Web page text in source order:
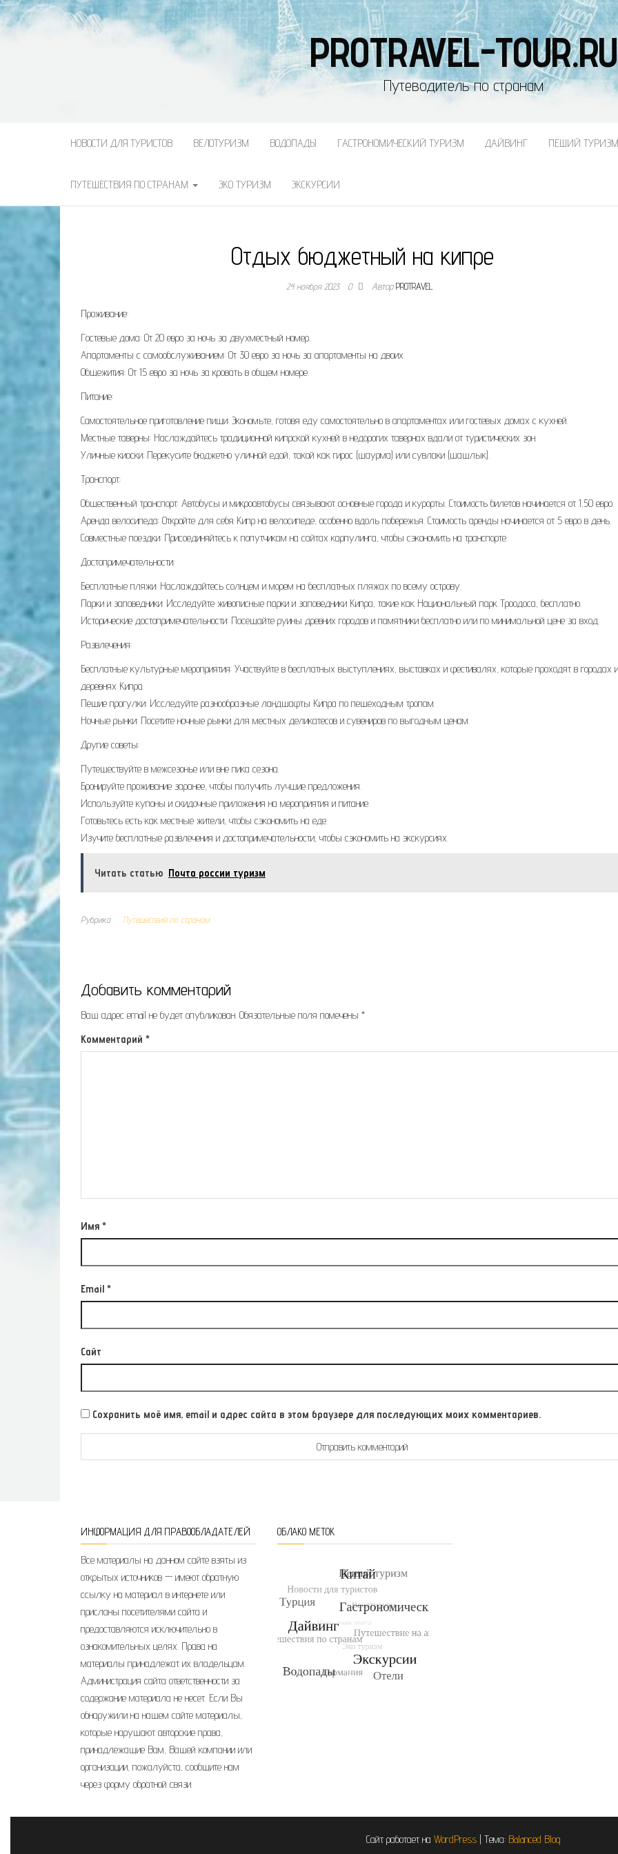
PROTRAVEL-TOUR.RU
Путеводитель по странам
НОВОСТИ ДЛЯ ТУРИСТОВ ВЕЛОТУРИЗМ ВОДОПАДЫ ГАСТРОНОМИЧЕСКИЙ ТУРИЗМ ДАЙВИНГ ПЕШИЙ ТУРИЗМ
ПУТЕШЕСТВИЯ ПО СТРАНАМ ЭКО ТУРИЗМ ЭКСКУРСИИ
Отдых бюджетный на кипре
24 ноября 2023 0 АвторPROTRAVEL
Проживание:
Гостевые дома: От 20 евро за ночь за двухместный номер.
Апартаменты с самообслуживанием: От 30 евро за ночь за апартаменты на двоих.
Общежития: От 15 евро за ночь за кровать в общем номере.
Питание:
Самостоятельное приготовление пищи: Экономьте, готовя еду самостоятельно в апартаментах или гостевых домах с кухней.
Местные таверны: Наслаждайтесь традиционной кипрской кухней в недорогих тавернах вдали от туристических зон.
Уличные киоски: Перекусите бюджетно уличной едой, такой как гирос (шаурма) или сувлаки (шашлык).
Транспорт:
Общественный транспорт: Автобусы и микроавтобусы связывают основные города и курорты. Стоимость билетов начинается от 1,50 евро.
Аренда велосипеда: Откройте для себя Кипр на велосипеде, особенно вдоль побережья. Стоимость аренды начинается от 5 евро в день.
Совместные поездки: Присоединяйтесь к попутчикам на сайтах карпулинга, чтобы сэкономить на транспорте.
Достопримечательности:
Бесплатные пляжи: Наслаждайтесь солнцем и морем на бесплатных пляжах по всему острову.
Парки и заповедники: Исследуйте живописные парки и заповедники Кипра, такие как Национальный парк Троодоса, бесплатно.
Исторические достопримечательности: Посещайте руины древних городов и памятники бесплатно или по минимальной цене за вход.
Развлечения:
Бесплатные культурные мероприятия: Участвуйте в бесплатных выступлениях, выставках и фестивалях, которые проходят в городах и
деревнях Кипра.
Пешие прогулки: Исследуйте разнообразные ландшафты Кипра по пешеходным тропам.
Ночные рынки: Посетите ночные рынки для местных деликатесов и сувениров по выгодным ценам.
Другие советы:
Путешествуйте в межсезонье или вне пика сезона.
Бронируйте проживание заранее, чтобы получить лучшие предложения.
Используйте купоны и скидочные приложения на мероприятия и питание.
Готовьтесь есть как местные жители, чтобы сэкономить на еде.
Изучите бесплатные развлечения и достопримечательности, чтобы сэкономить на экскурсиях.
Читать статью Почта россии туризм
Рубрика Путешествия по странам
Добавить комментарий
Ваш адрес email не будет опубликован. Обязательные поля помечены *
Комментарий *
Имя *
Email *
Сайт
Сохранить моё имя, email и адрес сайта в этом браузере для последующих моих комментариев.
ИНФОРМАЦИЯ ДЛЯ ПРАВООБЛАДАТЕЛЕЙ
Все материалы на данном сайте взяты из
открытых источников — имеют обратную
ссылку на материал в интернете или
присланы посетителями сайта и
предоставляются исключительно в
ознакомительных целях. Права на
материалы принадлежат их владельцам.
Администрация сайта ответственности за
содержание материала не несет. Если Вы
обнаружили на нашем сайте материалы,
которые нарушают авторские права,
принадлежащие Вам, Вашей компании или
организации, пожалуйста, сообщите нам
через форму обратной связи.
ОБЛАКО МЕТОК
Сайт работает на WordPress | Тема: Balanced Blog